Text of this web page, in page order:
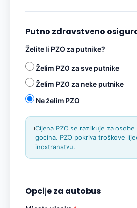
Putno zdravstveno
Želite li PZO za putnike?
Želim PZO za sve putnike
Želim PZO za neke putnike
Ne želim PZO
ℹ️Cijena PZO se razlikuje za
godina. PZO pokriva troškove
inostranstvu.
Opcije za autobus